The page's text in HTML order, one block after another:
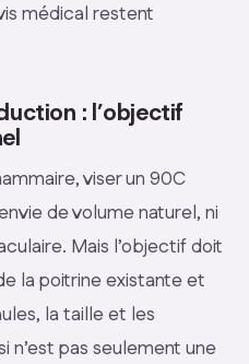
médical restent
: l’objectif
viser un 90C
de volume naturel, ni
Mais l’objectif doit
la poitrine existante et
la taille et les
n’est pas seulement une